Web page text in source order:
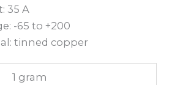
35 A
-65 to +200
tinned copper
1 gram